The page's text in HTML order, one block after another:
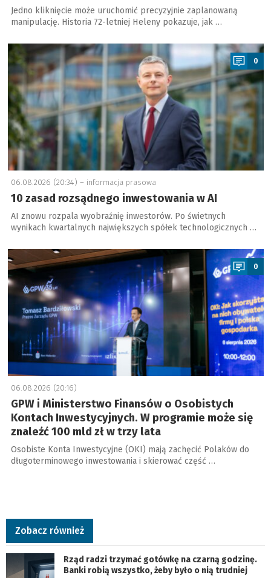
Jedno kliknięcie może uruchomić precyzyjnie zaplanowaną
manipulację. Historia 72-letniej Heleny pokazuje, jak …
a
0
06.08.2026 (20:34) – informacja prasowa
10 zasad rozsądnego inwestowania w AI
AI znowu rozpala wyobraźnię inwestorów. Po świetnych
wynikach kwartalnych największych spółek technologicznych …
a
0
06.08.2026 (20:16)
GPW i Ministerstwo Finansów o Osobistych
Kontach Inwestycyjnych. W programie może się
znaleźć 100 mld zł w trzy lata
Osobiste Konta Inwestycyjne (OKI) mają zachęcić Polaków do
długoterminowego inwestowania i skierować część …
Zobacz również
Rząd radzi trzymać gotówkę na czarną godzinę.
Banki robią wszystko, żeby było o nią trudniej